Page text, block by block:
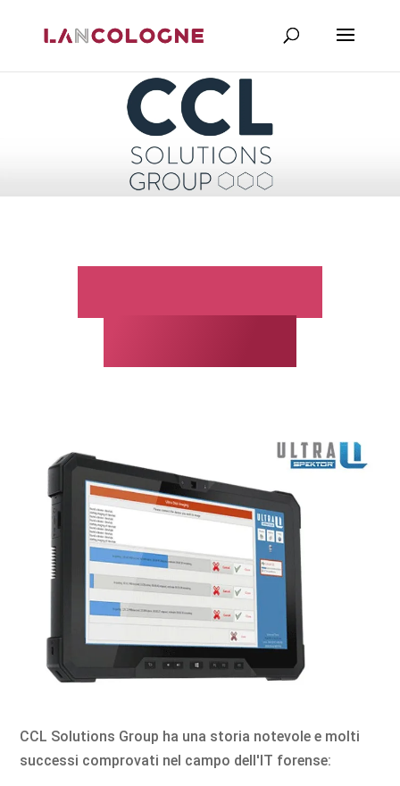
CCL Solutions Group ha una storia notevole e molti
successi comprovati nel campo dell'IT forense: